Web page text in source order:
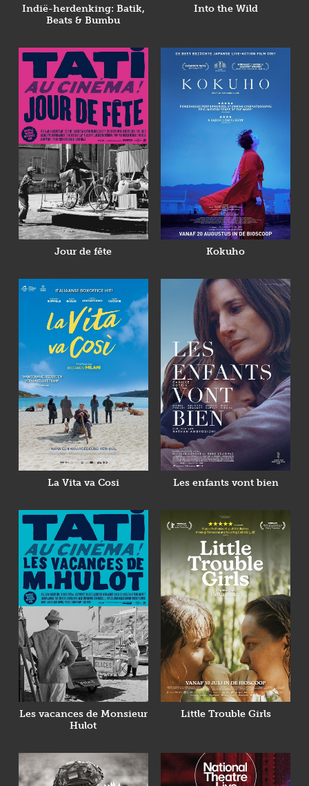
Indië-herdenking: Batik,
Beats & Bumbu
Into the Wild
Jour de fête Kokuho
La Vita va Cosi Les enfants vont bien
Les vacances de Monsieur
Hulot
Little Trouble Girls